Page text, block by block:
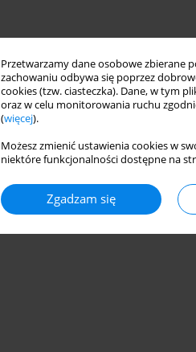
Przetwarzamy dane osobowe zbierane
zachowaniu odbywa się poprzez
cookies (tzw. ciasteczka). Dane, w tym
oraz w celu monitorowania ruchu
(więcej).
Możesz zmienić ustawienia cookies w
niektóre funkcjonalności dostępne na
Zgadzam się